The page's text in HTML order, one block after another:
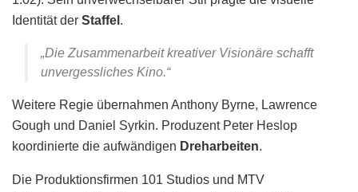
Identität der Staffel .
„Die Zusammenarbeit kreativer Visionäre schafft
unvergessliches Kino.“
Weitere Regie übernahmen Anthony Byrne, Lawrence
Gough und Daniel Syrkin. Produzent Peter Heslop
koordinierte die aufwändigen Dreharbeiten.
Die Produktionsfirmen 101 Studios und MTV